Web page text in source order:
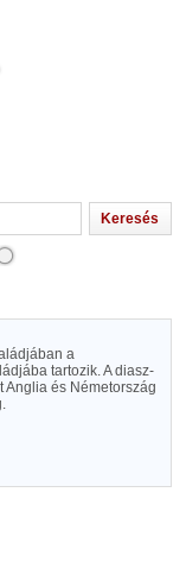
a
tartozik. A diasz-
és Németország